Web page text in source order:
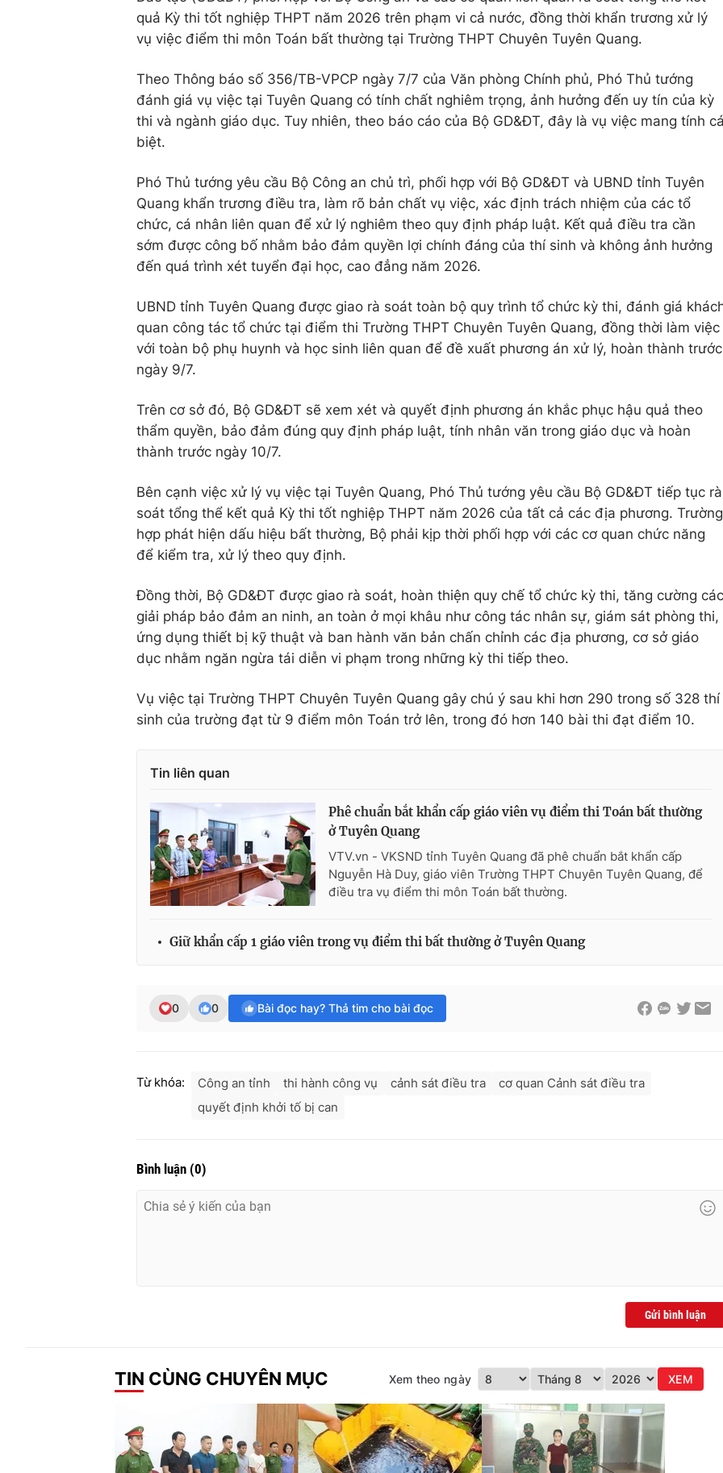
quả Kỳ thi tốt nghiệp THPT năm 2026 trên phạm vi cả nước, đồng thời khẩn trương xử lý
vụ việc điểm thi môn Toán bất thường tại Trường THPT Chuyên Tuyên Quang.
Theo Thông báo số 356/TB-VPCP ngày 7/7 của Văn phòng Chính phủ, Phó Thủ tướng
đánh giá vụ việc tại Tuyên Quang có tính chất nghiêm trọng, ảnh hưởng đến uy tín của kỳ
thi và ngành giáo dục. Tuy nhiên, theo báo cáo của Bộ GD&ĐT, đây là vụ việc mang tính
biệt.
Phó Thủ tướng yêu cầu Bộ Công an chủ trì, phối hợp với Bộ GD&ĐT và UBND tỉnh Tuyên
Quang khẩn trương điều tra, làm rõ bản chất vụ việc, xác định trách nhiệm của các tổ
chức, cá nhân liên quan để xử lý nghiêm theo quy định pháp luật. Kết quả điều tra cần
sớm được công bố nhằm bảo đảm quyền lợi chính đáng của thí sinh và không ảnh hưởng
đến quá trình xét tuyển đại học, cao đẳng năm 2026.
UBND tỉnh Tuyên Quang được giao rà soát toàn bộ quy trình tổ chức kỳ thi, đánh giá
quan công tác tổ chức tại điểm thi Trường THPT Chuyên Tuyên Quang, đồng thời làm việc
với toàn bộ phụ huynh và học sinh liên quan để đề xuất phương án xử lý, hoàn thành trước
ngày 9/7.
Trên cơ sở đó, Bộ GD&ĐT sẽ xem xét và quyết định phương án khắc phục hậu quả theo
thẩm quyền, bảo đảm đúng quy định pháp luật, tính nhân văn trong giáo dục và hoàn
thành trước ngày 10/7.
Bên cạnh việc xử lý vụ việc tại Tuyên Quang, Phó Thủ tướng yêu cầu Bộ GD&ĐT tiếp tục rà
soát tổng thể kết quả Kỳ thi tốt nghiệp THPT năm 2026 của tất cả các địa phương. Trường
hợp phát hiện dấu hiệu bất thường, Bộ phải kịp thời phối hợp với các cơ quan chức năng
để kiểm tra, xử lý theo quy định.
Đồng thời, Bộ GD&ĐT được giao rà soát, hoàn thiện quy chế tổ chức kỳ thi, tăng cường các
giải pháp bảo đảm an ninh, an toàn ở mọi khâu như công tác nhân sự, giám sát phòng thi,
ứng dụng thiết bị kỹ thuật và ban hành văn bản chấn chỉnh các địa phương, cơ sở giáo
dục nhằm ngăn ngừa tái diễn vi phạm trong những kỳ thi tiếp theo.
Vụ việc tại Trường THPT Chuyên Tuyên Quang gây chú ý sau khi hơn 290 trong số 328 thí
sinh của trường đạt từ 9 điểm môn Toán trở lên, trong đó hơn 140 bài thi đạt điểm 10.
Tin liên quan
Phê chuẩn bắt khẩn cấp giáo viên vụ điểm thi Toán bất thường
ở Tuyên Quang
VTV.vn - VKSND tỉnh Tuyên Quang đã phê chuẩn bắt khẩn cấp
Nguyễn Hà Duy, giáo viên Trường THPT Chuyên Tuyên Quang, để
điều tra vụ điểm thi môn Toán bất thường.
Giữ khẩn cấp 1 giáo viên trong vụ điểm thi bất thường ở Tuyên Quang
0 0 Bài đọc hay? Thả tim cho bài đọc
Từ khóa: Công an tỉnh thi hành công vụ cảnh sát điều tra
cơ quan Cảnh sát điều tra
quyết định khởi tố bị can
Bình luận (0)
Gửi bình luận
TIN CÙNG CHUYÊN MỤC Xem theo ngày XEM